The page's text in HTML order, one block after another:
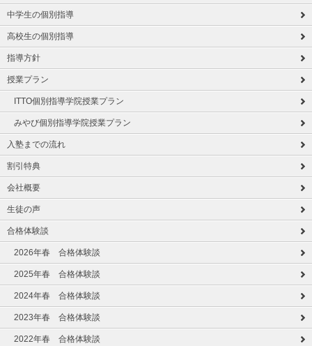
中学生の個別指導
高校生の個別指導
指導方針
授業プラン
ITTO個別指導学院授業プラン
みやび個別指導学院授業プラン
入塾までの流れ
割引特典
会社概要
生徒の声
合格体験談
2026年春 合格体験談
2025年春 合格体験談
2024年春 合格体験談
2023年春 合格体験談
2022年春 合格体験談